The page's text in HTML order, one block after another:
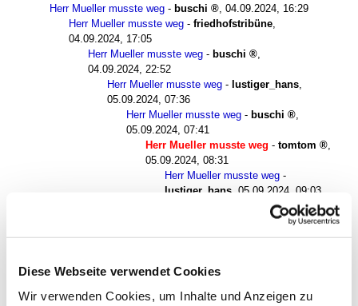
Diese Webseite verwendet Cookies
Wir verwenden Cookies, um Inhalte und Anzeigen zu
Herr Mueller musste weg - buschi
04.09.2024, 16:29
Herr Mueller musste weg - friedhofstribüne
04.09.2024, 17:05
Herr Mueller musste weg - buschi
04.09.2024, 22:52
Herr Mueller musste weg - lustiger_hans
05.09.2024, 07:36
Herr Mueller musste weg - buschi
05.09.2024, 07:41
Herr Mueller musste weg - tomtom
05.09.2024, 08:31
Herr Mueller musste weg -
lustiger_hans 05.09.2024, 09:03
laimerloewe
Herr Mueller musste weg-Chris (aus
Herr Mueller musste weg
West,05.09.2024, 09:50